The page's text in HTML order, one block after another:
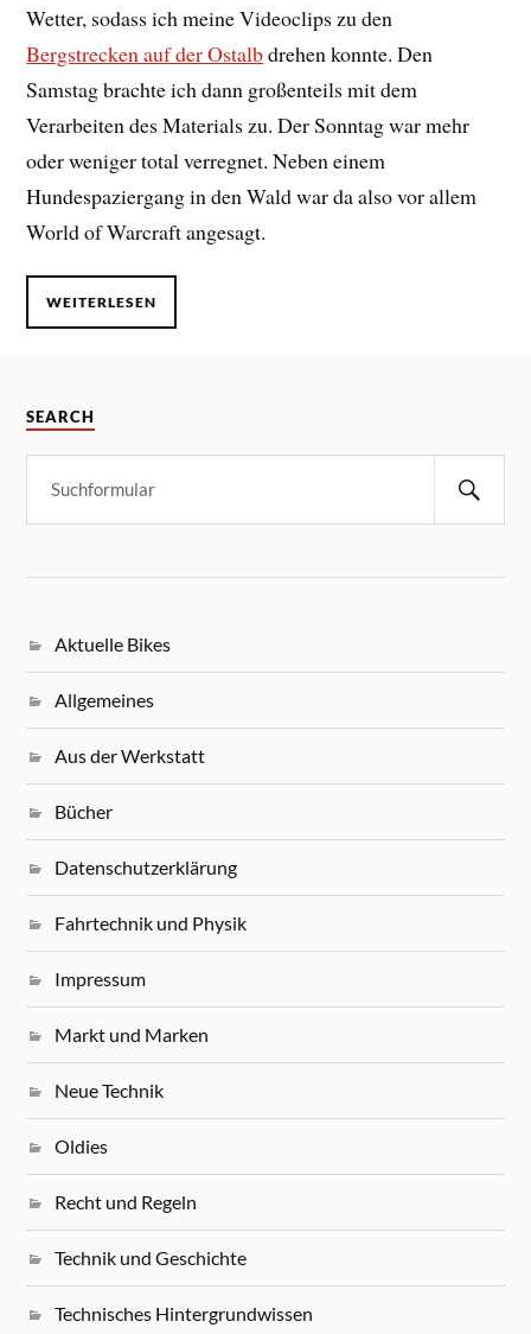
Wetter, sodass ich meine Videoclips zu den
Bergstrecken auf der Ostalbdrehen konnte. Den
Samstag brachte ich dann großenteils mit dem
Verarbeiten des Materials zu. Der Sonntag war mehr
oder weniger total verregnet. Neben einem
Hundespaziergang in den Wald war da also vor allem
World of Warcraft angesagt.
WEITERLESEN
SEARCH
Aktuelle Bikes
Allgemeines
Aus der Werkstatt
Bücher
Datenschutzerklärung
Fahrtechnik und Physik
Impressum
Markt und Marken
Neue Technik
Oldies
Recht und Regeln
Technik und Geschichte
Technisches Hintergrundwissen